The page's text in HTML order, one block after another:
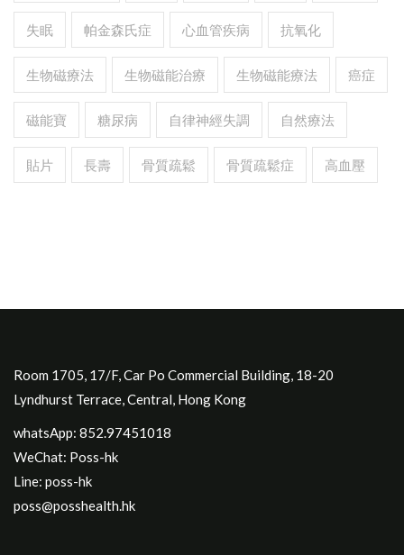
失眠 帕金森氏症 心血管疾病 抗氧化
生物磁療法 生物磁能治療 生物磁能療法 癌症
磁能寶 糖尿病 自律神經失調 自然療法
貼片 長壽 骨質疏鬆 骨質疏鬆症 高血壓
Room 1705, 17/F, Car Po Commercial Building, 18-20
Lyndhurst Terrace, Central, Hong Kong
whatsApp: 852.97451018
WeChat: Poss-hk
Line: poss-hk
poss@posshealth.hk